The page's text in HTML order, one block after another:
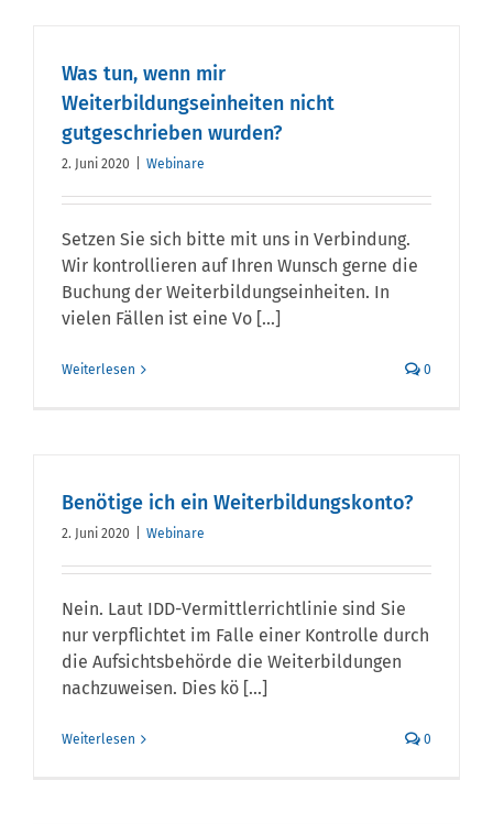
Was tun, wenn mir
Weiterbildungseinheiten nicht
gutgeschrieben wurden?
2. Juni 2020 Webinare
Setzen Sie sich bitte mit uns in Verbindung.
Wir kontrollieren auf Ihren Wunsch gerne die
Buchung der Weiterbildungseinheiten. In
vielen Fällen ist eine Vo [...]
Weiterlesen 0
Benötige ich ein Weiterbildungskonto?
2. Juni 2020 Webinare
Nein. Laut IDD-Vermittlerrichtlinie sind Sie
nur verpflichtet im Falle einer Kontrolle durch
die Aufsichtsbehörde die Weiterbildungen
nachzuweisen. Dies kö [...]
Weiterlesen 0